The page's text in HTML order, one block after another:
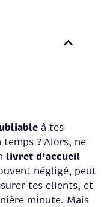
à tes
? Alors, ne
livret d’accueil
négligé, peut
tes clients, et
minute. Mais